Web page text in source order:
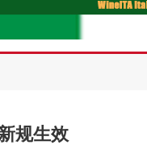
规生效